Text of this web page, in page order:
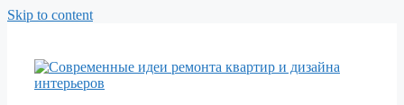
Skip to content